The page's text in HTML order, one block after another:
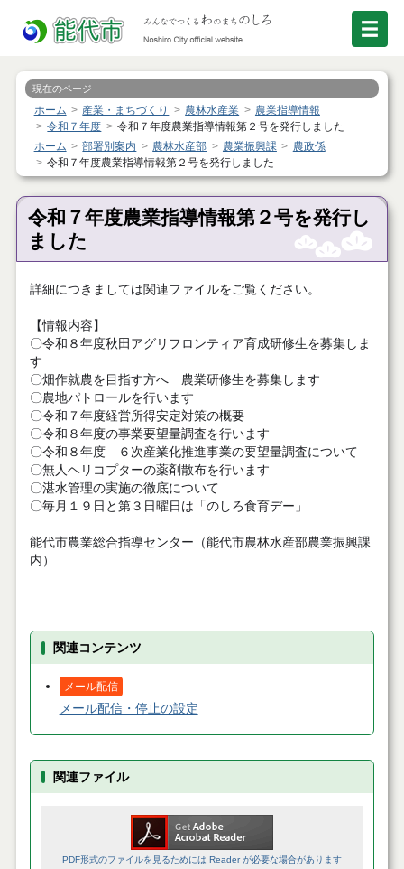
現在のページ
ホーム 産業・まちづくり 農林水産業
農業指導情報
令和７年度
令和７年度農業指導情報第２号を発行しました
ホーム
部署別案内 農林水産部 農業振興課
農政係
令和７年度農業指導情報第２号を発行しました
令和７年度農業指導情報第２号を発行し
ました
詳細につきましては関連ファイルをご覧ください。
【情報内容】
〇令和８年度秋田アグリフロンティア育成研修生を募集しま
す
〇畑作就農を目指す方へ 農業研修生を募集します
〇農地パトロールを行います
〇令和７年度経営所得安定対策の概要
〇令和８年度の事業要望量調査を行います
〇令和８年度 ６次産業化推進事業の要望量調査について
〇無人ヘリコプターの薬剤散布を行います
〇湛水管理の実施の徹底について
〇毎月１９日と第３日曜日は「のしろ食育デー」
能代市農業総合指導センター（能代市農林水産部農業振興課
内）
関連コンテンツ
メール配信
メール配信・停止の設定
関連ファイル
PDF形式のファイルを見るためには Reader が必要な場合があります